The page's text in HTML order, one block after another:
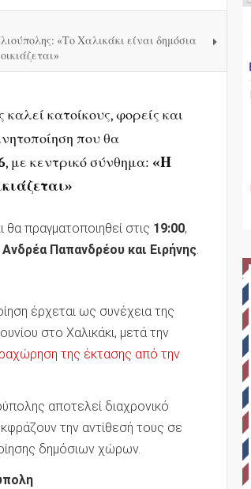
«Το Χαλικάκι είναι δημόσια
κατοίκους, φορείς και
που θα
, με κεντρικό σύνθημα: «Η
πραγματοποιηθεί στις 19:00,
Ανδρέα Παπανδρέου και Ειρήνης.
έρχεται ως συνέχεια της
στο Χαλικάκι, μετά την
της έκτασης από την
αποτελεί διαχρονικό
την αντίθεσή τους σε
δημόσιων χώρων.